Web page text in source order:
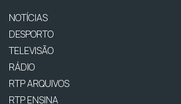
NOTÍCIAS
DESPORTO
TELEVISÃO
RÁDIO
RTP ARQUIVOS
RTP ENSINA